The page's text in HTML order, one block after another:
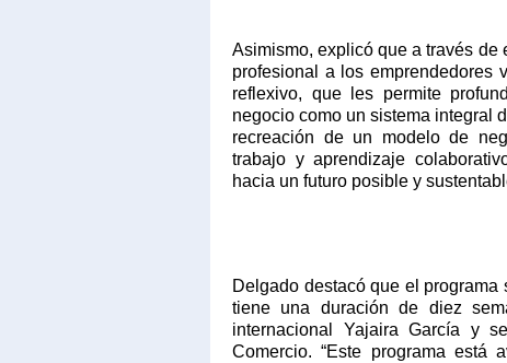
Asimismo, explicó que a través de
profesional a los emprendedores
reflexivo, que les permite
negocio como un sistema integral
recreación de un modelo de
trabajo y aprendizaje
hacia un futuro posible y
Delgado destacó que el
tiene una duración de diez
internacional Yajaira García y
Comercio. “Este programa está